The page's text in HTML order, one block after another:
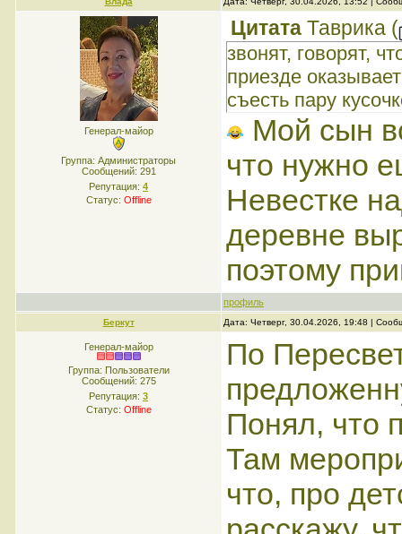
Генерал-майор
Группа: Администраторы
Сообщений: 291
Репутация: 4
Статус: Offline
Цитата Таврика (
звонят, говорят,
приезде
съесть пару
Мой сын
что нужно
Невестке
деревне
поэтому
профиль
Беркут Дата: Четверг, 30.04.2026, 19:48 |
Генерал-майор
Группа: Пользователи
Сообщений: 275
Репутация: 3
Статус: Offline
По
Понял, что
Там
что, про